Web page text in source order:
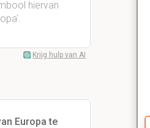
hiervan
Krijg hulp van AI
Europa te